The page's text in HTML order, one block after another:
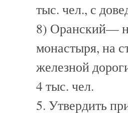
тыс. чел., с
8) Оранский—
монастыря, на
железной
4 тыс. чел.
5. Утвердить